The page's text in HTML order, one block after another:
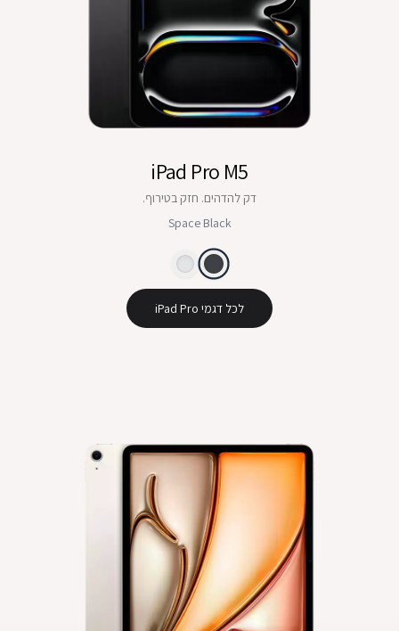
iPad Pro M5
דק להדהים. חזק בטירוף.
Space Black
לכל דגמי iPad Pro